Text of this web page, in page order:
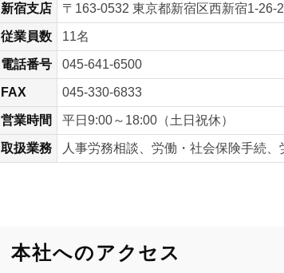
新宿支店 〒163-0532 東京都新宿区西新宿1-26-
従業員数 11名
電話番号 045-641-6500
FAX 045-330-6833
営業時間 平日9:00～18:00（土日祝休）
取扱業務 人事労務相談、労働・社会保険手続
本社へのアクセス